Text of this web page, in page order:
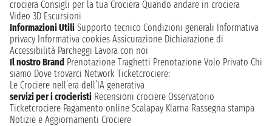
crociera Consigli per la tua Crociera Quando andare in crociera
Video 3D Escursioni
Informazioni Utili Supporto tecnico Condizioni generali Informativa
privacy Informativa cookies Assicurazione Dichiarazione di
Accessibilità Parcheggi Lavora con noi
Il nostro Brand Prenotazione Traghetti Prenotazione Volo Privato Chi
siamo Dove trovarci Network Ticketcrociere:
Le Crociere nell’era dell’IA generativa
servizi per i crocieristi Recensioni crociere Osservatorio
Ticketcrociere Pagamento online Scalapay Klarna Rassegna stampa
Notizie e Aggiornamenti Crociere